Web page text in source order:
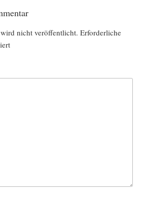
nicht veröffentlicht. Erforderliche